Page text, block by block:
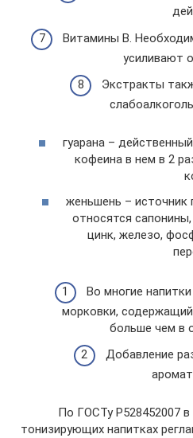
Витамины В.
усиливают
Экстракты
гуарана –
кофеина в нем в 2
женьшень – источник
относятся
цинк, железо,
Во многие
морковки,
больше чем в
Добавление
По ГОСТу Р528452007
тонизирующих напитках